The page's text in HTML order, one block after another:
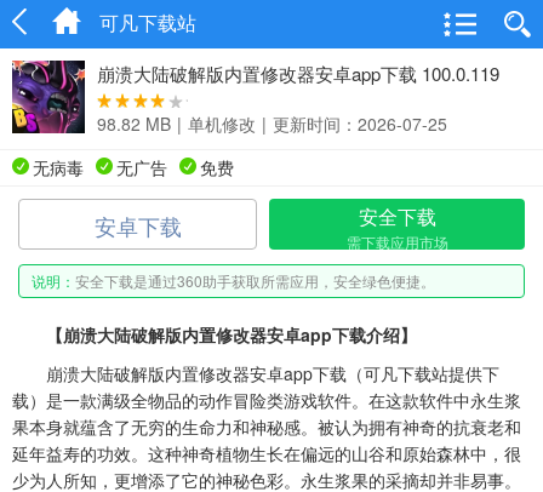
可凡下载站
崩溃大陆破解版内置修改器安卓app下载 100.0.119
98.82 MB | 单机修改 | 更新时间：2026-07-25
无病毒
无广告 免费
安卓下载 安全下载
需下载应用市场
说明： 安全下载是通过360助手获取所需应用，安全绿色便捷。
【崩溃大陆破解版内置修改器安卓app下载介绍】
崩溃大陆破解版内置修改器安卓app下载（可凡下载站提供下
载）是一款满级全物品的动作冒险类游戏软件。在这款软件中永生浆
果本身就蕴含了无穷的生命力和神秘感。被认为拥有神奇的抗衰老和
延年益寿的功效。这种神奇植物生长在偏远的山谷和原始森林中，很
少为人所知，更增添了它的神秘色彩。永生浆果的采摘却并非易事。